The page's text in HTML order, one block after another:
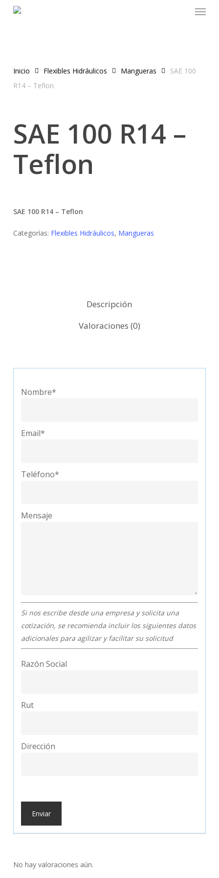
Menu
Inicio Flexibles Hidráulicos Mangueras
SAE 100
R14 – Teflon
SAE 100 R14 –
Teflon
SAE 100 R14 – Teflon
Categorías: Flexibles Hidráulicos, Mangueras
Descripción
Valoraciones (0)
Nombre*
Email*
Teléfono*
Mensaje
Si nos escribe desde una empresa y solicita una
cotización, se recomienda incluir los siguientes datos
adicionales para agilizar y facilitar su solicitud
Razón Social
Rut
Dirección
No hay valoraciones aún.